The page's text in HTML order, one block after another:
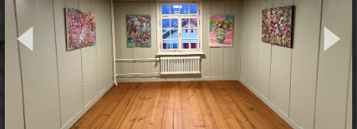
02/2026
Lesung und Konzert
"Vanitas & Venus"
03/2026
Ausstellung "Innere
Räume" - Sandra
Rossi
03/2026
Performance
"Papier"